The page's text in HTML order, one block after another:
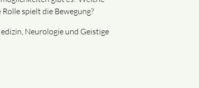
spielt die Bewegung?
Neurologie und Geistige